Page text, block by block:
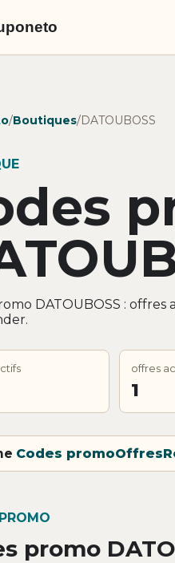
/Boutiques/DATOUBOSS
DATOUBOSS :
offres
1
Codes promoOffres
promo